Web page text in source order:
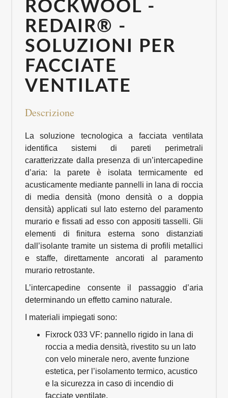
ROCKWOOL -
REDAIR® -
SOLUZIONI PER
FACCIATE
VENTILATE
Descrizione
La soluzione tecnologica a facciata ventilata
identifica sistemi di pareti perimetrali
caratterizzate dalla presenza di un’intercapedine
d’aria: la parete è isolata termicamente ed
acusticamente mediante pannelli in lana di roccia
di media densità (mono densità o a doppia
densità) applicati sul lato esterno del paramento
murario e fissati ad esso con appositi tasselli. Gli
elementi di finitura esterna sono distanziati
dall’isolante tramite un sistema di profili metallici
e staffe, direttamente ancorati al paramento
murario retrostante.
L’intercapedine consente il passaggio d’aria
determinando un effetto camino naturale.
I materiali impiegati sono:
Fixrock 033 VF: pannello rigido in lana di
roccia a media densità, rivestito su un lato
con velo minerale nero, avente funzione
estetica, per l’isolamento termico, acustico
e la sicurezza in caso di incendio di
facciate ventilate.